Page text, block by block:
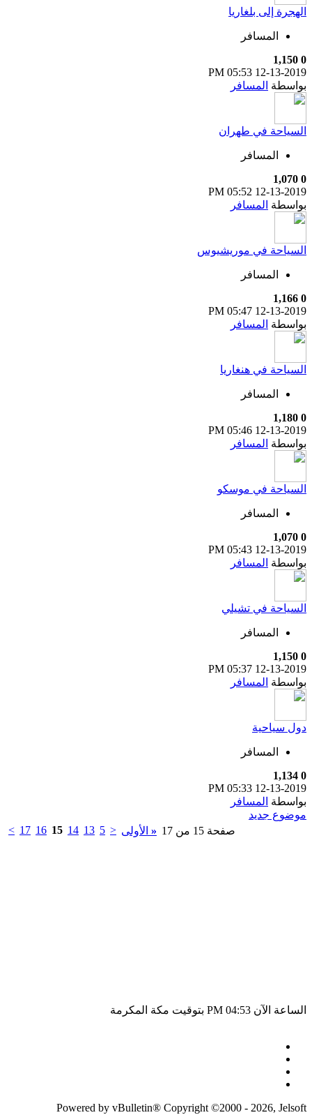
الهجرة إلى بلغاريا
المسافر
0
1,150
12-13-2019
05:53 PM
بواسطة المسافر
السياحة في طهران
المسافر
0
1,070
12-13-2019
05:52 PM
بواسطة المسافر
السياحة في موريشيوس
المسافر
0
1,166
12-13-2019
05:47 PM
بواسطة المسافر
السياحة في هنغاريا
المسافر
0
1,180
12-13-2019
05:46 PM
بواسطة المسافر
السياحة في موسكو
المسافر
0
1,070
12-13-2019
05:43 PM
بواسطة المسافر
السياحة في تشيلي
المسافر
0
1,150
12-13-2019
05:37 PM
بواسطة المسافر
دول سياحية
المسافر
0
1,134
12-13-2019
05:33 PM
بواسطة المسافر
موضوع جديد
صفحة 15 من 17
« الأولى <
5
13
14
15
16
17
>
الساعة الآن 04:53 PM بتوقيت مكة المكرمة
Powered by vBulletin® Copyright ©2000 - 2026, Jelsoft